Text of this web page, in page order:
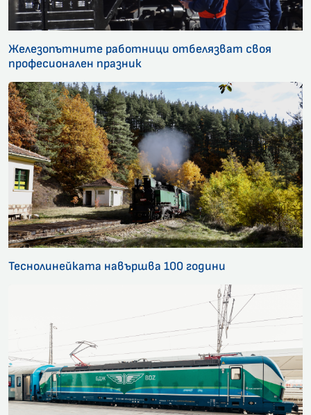
Железопътните работници отбелязват своя
професионален празник
Теснолинейката навършва 100 години